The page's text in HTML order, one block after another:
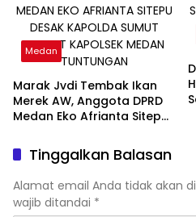
Medan
Marak Jvdi Tembak Ikan
Merek AW, Anggota DPRD
Medan Eko Afrianta Sitepu
Copot Kapolsek Medan
Tuntungan
Tinggalkan Balasan
Alamat email Anda tidak akan
wajib ditandai *